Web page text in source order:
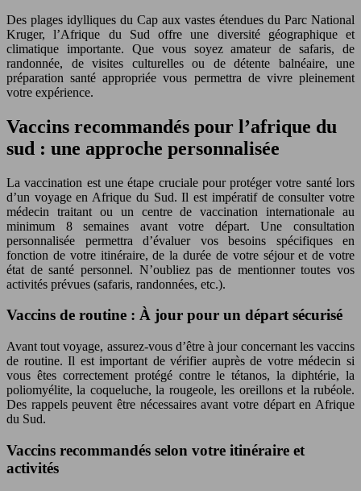
Des plages idylliques du Cap aux vastes étendues du Parc National
Kruger, l’Afrique du Sud offre une diversité géographique et
climatique importante. Que vous soyez amateur de safaris, de
randonnée, de visites culturelles ou de détente balnéaire, une
préparation santé appropriée vous permettra de vivre pleinement
votre expérience.
Vaccins recommandés pour l’afrique du
sud : une approche personnalisée
La vaccination est une étape cruciale pour protéger votre santé lors
d’un voyage en Afrique du Sud. Il est impératif de consulter votre
médecin traitant ou un centre de vaccination internationale au
minimum 8 semaines avant votre départ. Une consultation
personnalisée permettra d’évaluer vos besoins spécifiques en
fonction de votre itinéraire, de la durée de votre séjour et de votre
état de santé personnel. N’oubliez pas de mentionner toutes vos
activités prévues (safaris, randonnées, etc.).
Vaccins de routine : À jour pour un départ sécurisé
Avant tout voyage, assurez-vous d’être à jour concernant les vaccins
de routine. Il est important de vérifier auprès de votre médecin si
vous êtes correctement protégé contre le tétanos, la diphtérie, la
poliomyélite, la coqueluche, la rougeole, les oreillons et la rubéole.
Des rappels peuvent être nécessaires avant votre départ en Afrique
du Sud.
Vaccins recommandés selon votre itinéraire et
activités